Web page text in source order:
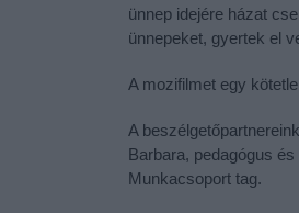
ünnep idejére házat
ünnepeket, gyertek el
A mozifilmet egy
A
Barbara, pedagógus
Munkacsoport tag.